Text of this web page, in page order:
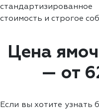
стоимость и строгое
Цена
— от
Если вы хотите узнать